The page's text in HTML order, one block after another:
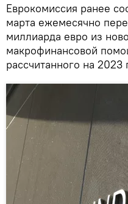
Еврокомиссия ранее
марта ежемесячно
миллиарда евро из
макрофинансовой
рассчитанного на 2023